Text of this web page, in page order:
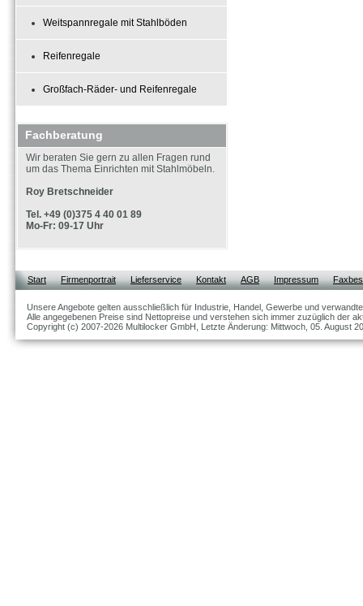
Weitspannregale mit Stahlböden
Reifenregale
Großfach-Räder- und Reifenregale
Fachberatung
Wir beraten Sie gern zu allen Fragen rund
um das Thema Einrichten mit Stahlmöbeln.
Roy Bretschneider
Tel. +49 (0)375 4 40 01 89
Mo-Fr: 09-17 Uhr
Start Firmenportrait Lieferservice Kontakt AGB Impressum
Unsere Angebote gelten ausschließlich für Industrie, Handel, Gewerbe und
Alle angegebenen Preise sind Nettopreise und verstehen sich immer zuzüglich der
Copyright (c) 2007-2026 Multilocker GmbH, Letzte Änderung: Mittwoch, 05. August